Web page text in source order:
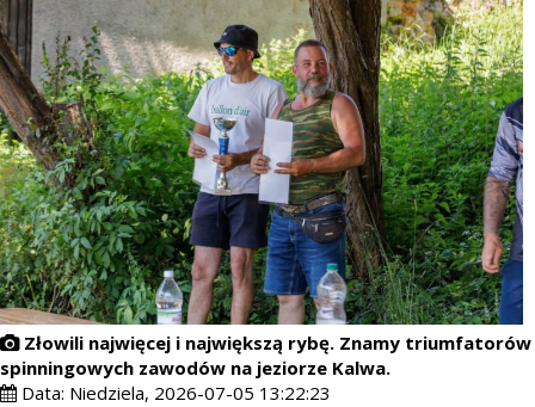
Złowili najwięcej i największą rybę. Znamy triumfatorów
spinningowych zawodów na jeziorze Kalwa.
Data: Niedziela, 2026-07-05 13:22:23